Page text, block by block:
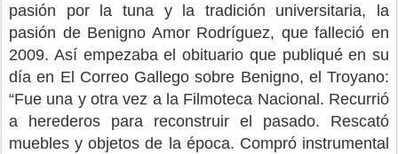
pasión por la tuna y la tradición universitaria, la
pasión de Benigno Amor Rodríguez, que falleció en
2009. Así empezaba el obituario que publiqué en su
día en El Correo Gallego sobre Benigno, el Troyano:
“Fue una y otra vez a la Filmoteca Nacional. Recurrió
a herederos para reconstruir el pasado. Rescató
muebles y objetos de la época. Compró instrumental